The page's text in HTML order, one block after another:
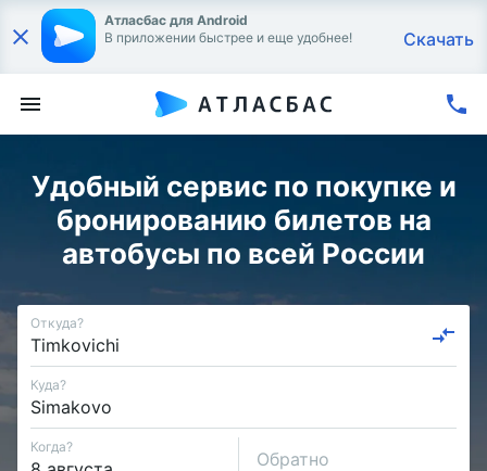
Атласбас для Android
В приложении быстрее и еще удобнее!
Скачать
Удобный сервис по покупке и
бронированию билетов на
автобусы по всей России
Откуда?
Куда?
Когда?
Обратно